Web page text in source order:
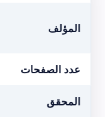
المؤلف
عدد الصفحات
المحقق